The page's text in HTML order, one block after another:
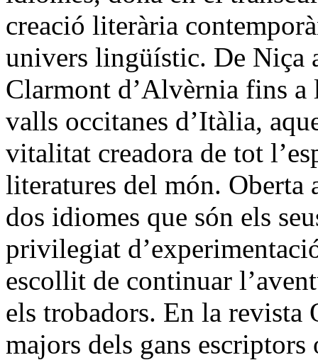
creació literària
univers lingüístic. De Niça
Clarmont d’Alvèrnia fins a
valls occitanes d’Itàlia,
vitalitat creadora de tot
literatures del món. Oberta
dos idiomes que són els
privilegiat
escollit de continuar
els trobadors. En la revista
majors dels gans